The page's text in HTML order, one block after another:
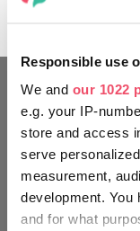
Responsible use
We and our 1022
e.g. your IP-
store and access
serve
measurement,
development. You
and for what